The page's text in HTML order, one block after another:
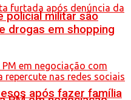
após fazer família
policial militar são
drogas em shopping